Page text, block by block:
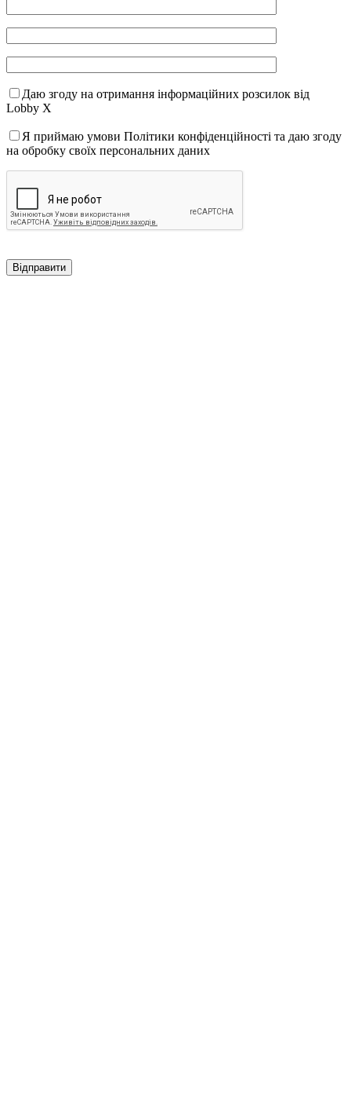
Даю згоду на отримання інформаційних розсилок від
Lobby X
Я приймаю умови Політики конфіденційності та даю згоду
на обробку своїх персональних даних